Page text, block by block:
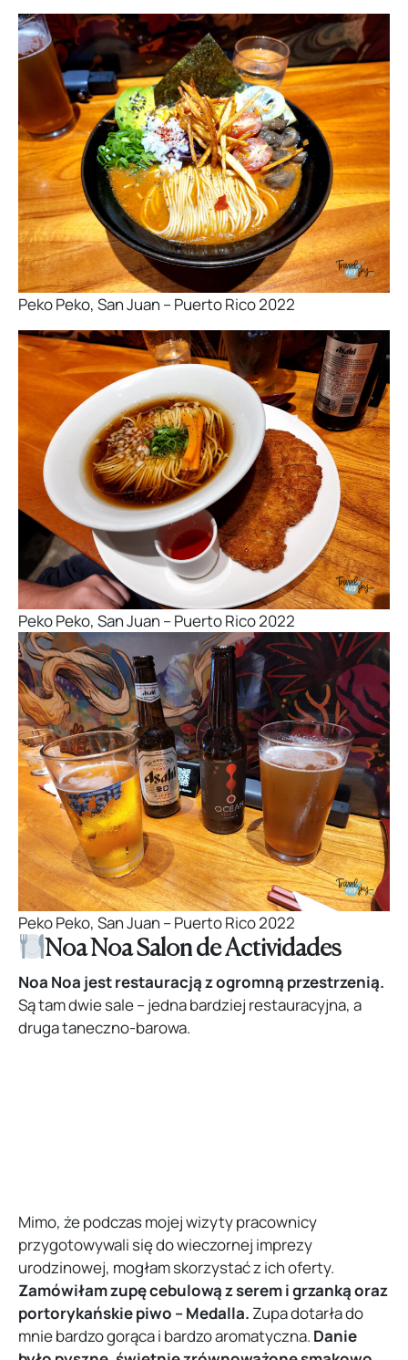
Peko Peko, San Juan – Puerto Rico 2022
Peko Peko, San Juan – Puerto Rico 2022
Peko Peko, San Juan – Puerto Rico 2022
Noa Noa Salon de Actividades
Noa Noa jest restauracją z ogromną przestrzenią.
Są tam dwie sale – jedna bardziej restauracyjna, a
druga taneczno-barowa.
Mimo, że podczas mojej wizyty pracownicy
przygotowywali się do wieczornej imprezy
urodzinowej, mogłam skorzystać z ich oferty.
Zamówiłam zupę cebulową z serem i grzanką oraz
portorykańskie piwo – Medalla. Zupa dotarła do
mnie bardzo gorąca i bardzo aromatyczna. Danie